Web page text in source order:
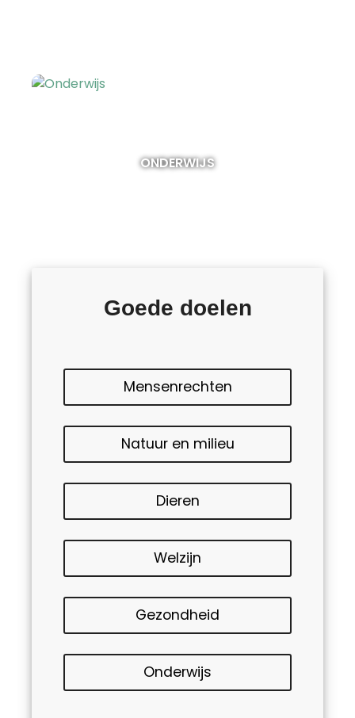
ONDERWIJS
Goede doelen
Mensenrechten
Natuur en milieu
Dieren
Welzijn
Gezondheid
Onderwijs